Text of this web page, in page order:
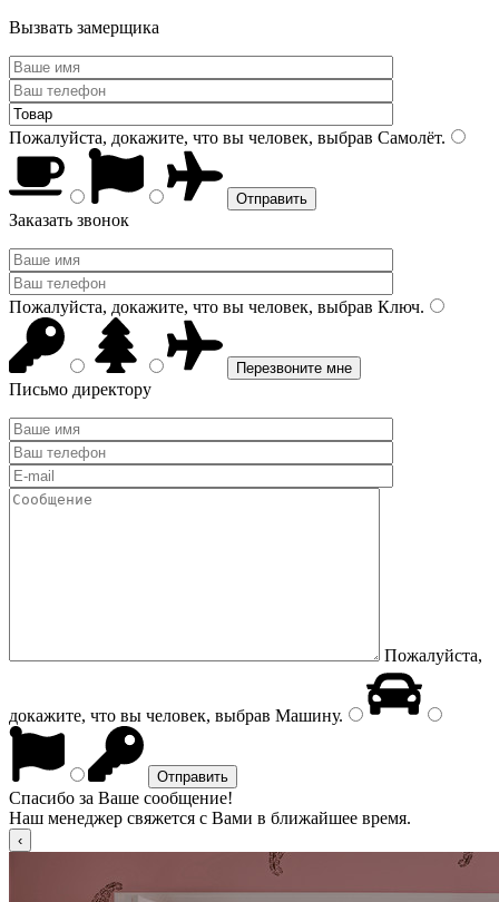
Вызвать замерщика
Пожалуйста, докажите, что вы человек, выбрав Самолёт.
Заказать звонок
Пожалуйста, докажите, что вы человек, выбрав Ключ.
Письмо директору
Пожалуйста,
докажите, что вы человек, выбрав Машину.
Спасибо за Ваше сообщение!
Наш менеджер свяжется с Вами в ближайшее время.